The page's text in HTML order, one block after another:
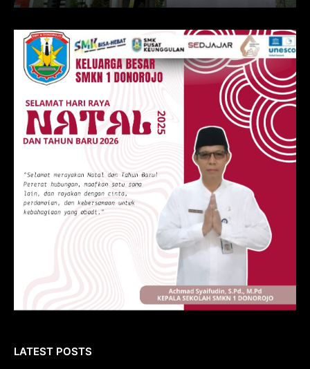
LATEST POSTS